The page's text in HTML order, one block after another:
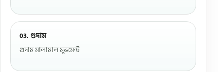
03. গুদাম
গুদাম মালামাল মুভমেন্ট